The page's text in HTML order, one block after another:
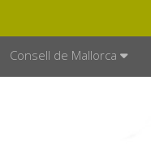
Consell de Mallorca